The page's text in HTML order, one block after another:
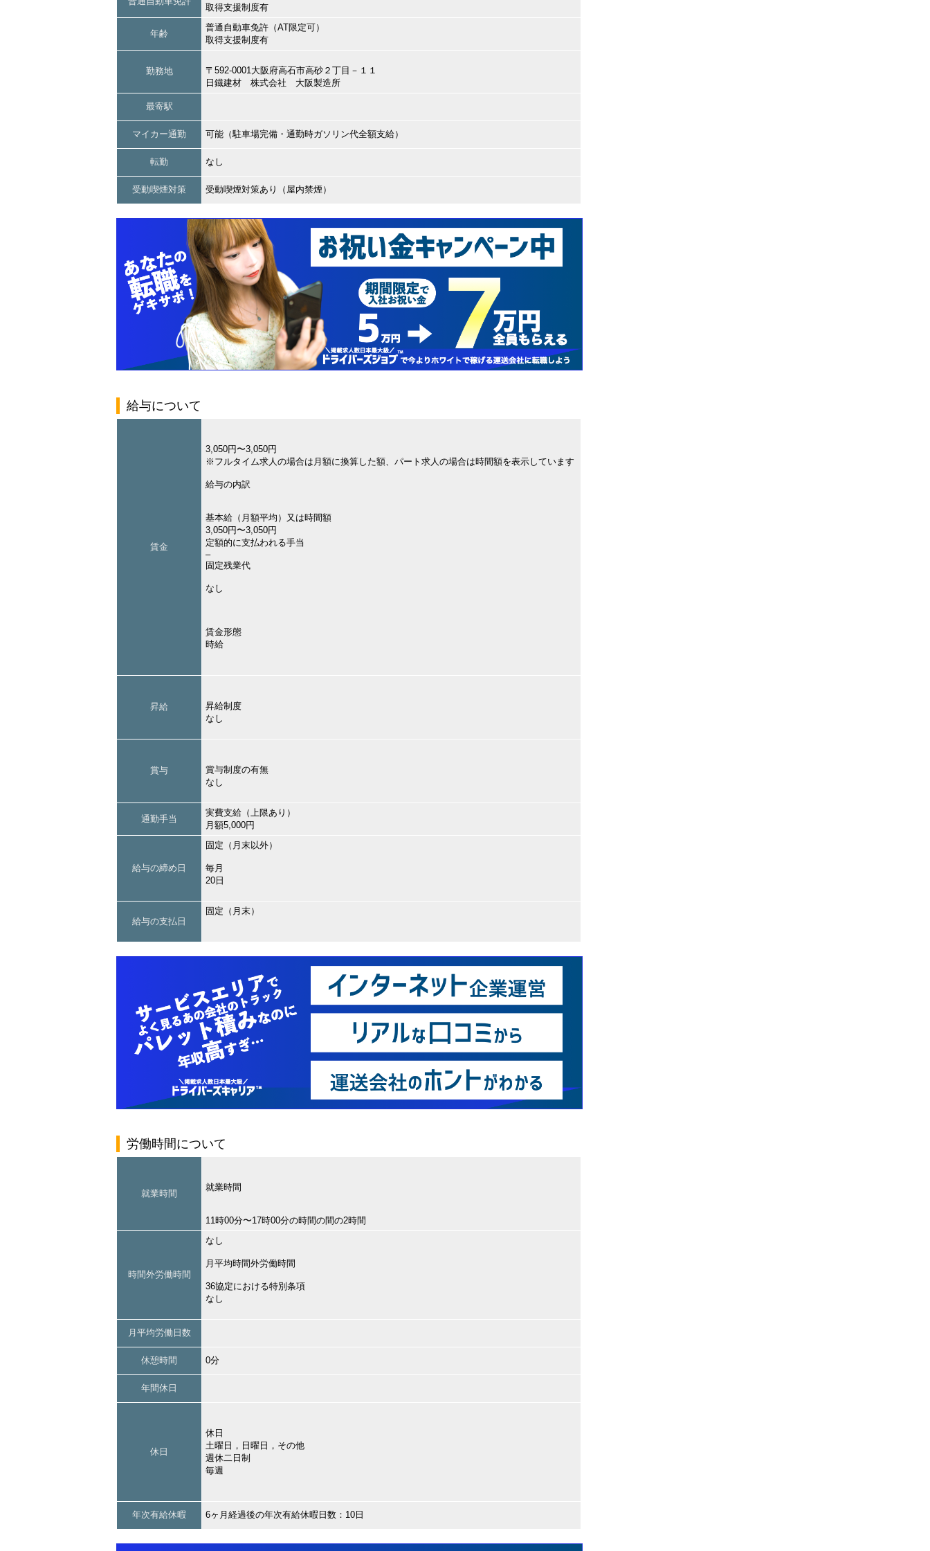
取得支援制度有
年齢
普通自動車免許（AT限定可）
取得支援制度有
勤務地
〒592-0001大阪府高石市高砂２丁目－１１
日鐡建材 株式会社 大阪製造所
最寄駅
マイカー通勤 可能（駐車場完備・通勤時ガソリン代全額支給）
転勤 なし
受動喫煙対策 受動喫煙対策あり（屋内禁煙）
給与について
賃金
3,050円〜3,050円
※フルタイム求人の場合は月額に換算した額、パート求人の場合は時間額を表示しています
給与の内訳
基本給（月額平均）又は時間額
3,050円〜3,050円
定額的に支払われる手当
–
固定残業代
なし
賃金形態
時給
昇給
昇給制度
なし
賞与
賞与制度の有無
なし
通勤手当
実費支給（上限あり）
月額5,000円
給与の締め日
固定（月末以外）
毎月
20日
給与の支払日
固定（月末）
労働時間について
就業時間
就業時間
11時00分〜17時00分の時間の間の2時間
時間外労働時間
なし
月平均時間外労働時間
36協定における特別条項
なし
月平均労働日数
休憩時間 0分
年間休日
休日
休日
土曜日，日曜日，その他
週休二日制
毎週
年次有給休暇 6ヶ月経過後の年次有給休暇日数：10日